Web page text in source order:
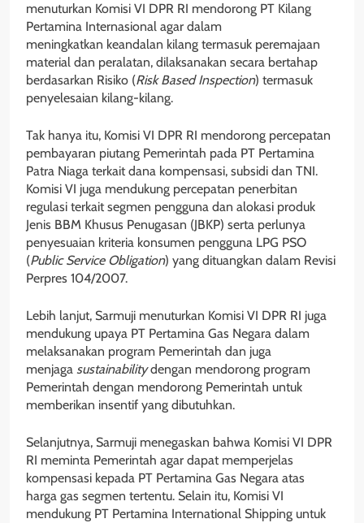
menuturkan Komisi VI DPR RI mendorong PT Kilang
Pertamina Internasional agar dalam
meningkatkan keandalan kilang termasuk peremajaan
material dan peralatan, dilaksanakan secara bertahap
berdasarkan Risiko (Risk Based Inspection) termasuk
penyelesaian kilang-kilang.
Tak hanya itu, Komisi VI DPR RI mendorong percepatan
pembayaran piutang Pemerintah pada PT Pertamina
Patra Niaga terkait dana kompensasi, subsidi dan TNI.
Komisi VI juga mendukung percepatan penerbitan
regulasi terkait segmen pengguna dan alokasi produk
Jenis BBM Khusus Penugasan (JBKP) serta perlunya
penyesuaian kriteria konsumen pengguna LPG PSO
(Public Service Obligation) yang dituangkan dalam Revisi
Perpres 104/2007.
Lebih lanjut, Sarmuji menuturkan Komisi VI DPR RI juga
mendukung upaya PT Pertamina Gas Negara dalam
melaksanakan program Pemerintah dan juga
menjaga sustainabilitydengan mendorong program
Pemerintah dengan mendorong Pemerintah untuk
memberikan insentif yang dibutuhkan.
Selanjutnya, Sarmuji menegaskan bahwa Komisi VI DPR
RI meminta Pemerintah agar dapat memperjelas
kompensasi kepada PT Pertamina Gas Negara atas
harga gas segmen tertentu. Selain itu, Komisi VI
mendukung PT Pertamina International Shipping untuk